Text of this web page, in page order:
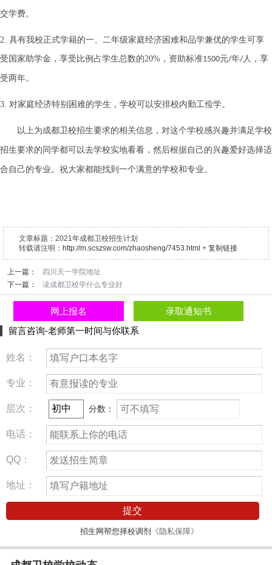
交学费。
2. 具有我校正式学籍的一、二年级家庭经济困难和品学兼优的学生可享
受国家助学金，享受比例占学生总数的20% ，资助标准1500元/年/人，享
受两年。
3. 对家庭经济特别困难的学生，学校可以安排校内勤工俭学。
以上为成都卫校招生要求的相关信息， 对这个学校感兴趣并满足学校
招生要求的同学都可以去学校实地看看 ，然后根据自己的兴趣爱好选择适
合自己的专业。祝大家都能找到一个满意的学校和专业。
文章标题： 2021年成都卫校招生计划
转载请注明： http://m.scszsw.com/zhaosheng/7453.html + 复制链接
上一篇：
四川天一学院地址
下一篇：
读成都卫校学什么专业好
网上报名
录取通知书
留言咨询-老师第一时间与你联系
姓名：
专业：
层次： 分数：
电话：
QQ：
地址：
提交
招生网帮您择校调剂 《隐私保障》